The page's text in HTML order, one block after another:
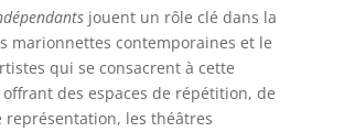
jouent un rôle clé dans la
marionnettes contemporaines et le
qui se consacrent à cette
des espaces de répétition, de
représentation, les théâtres